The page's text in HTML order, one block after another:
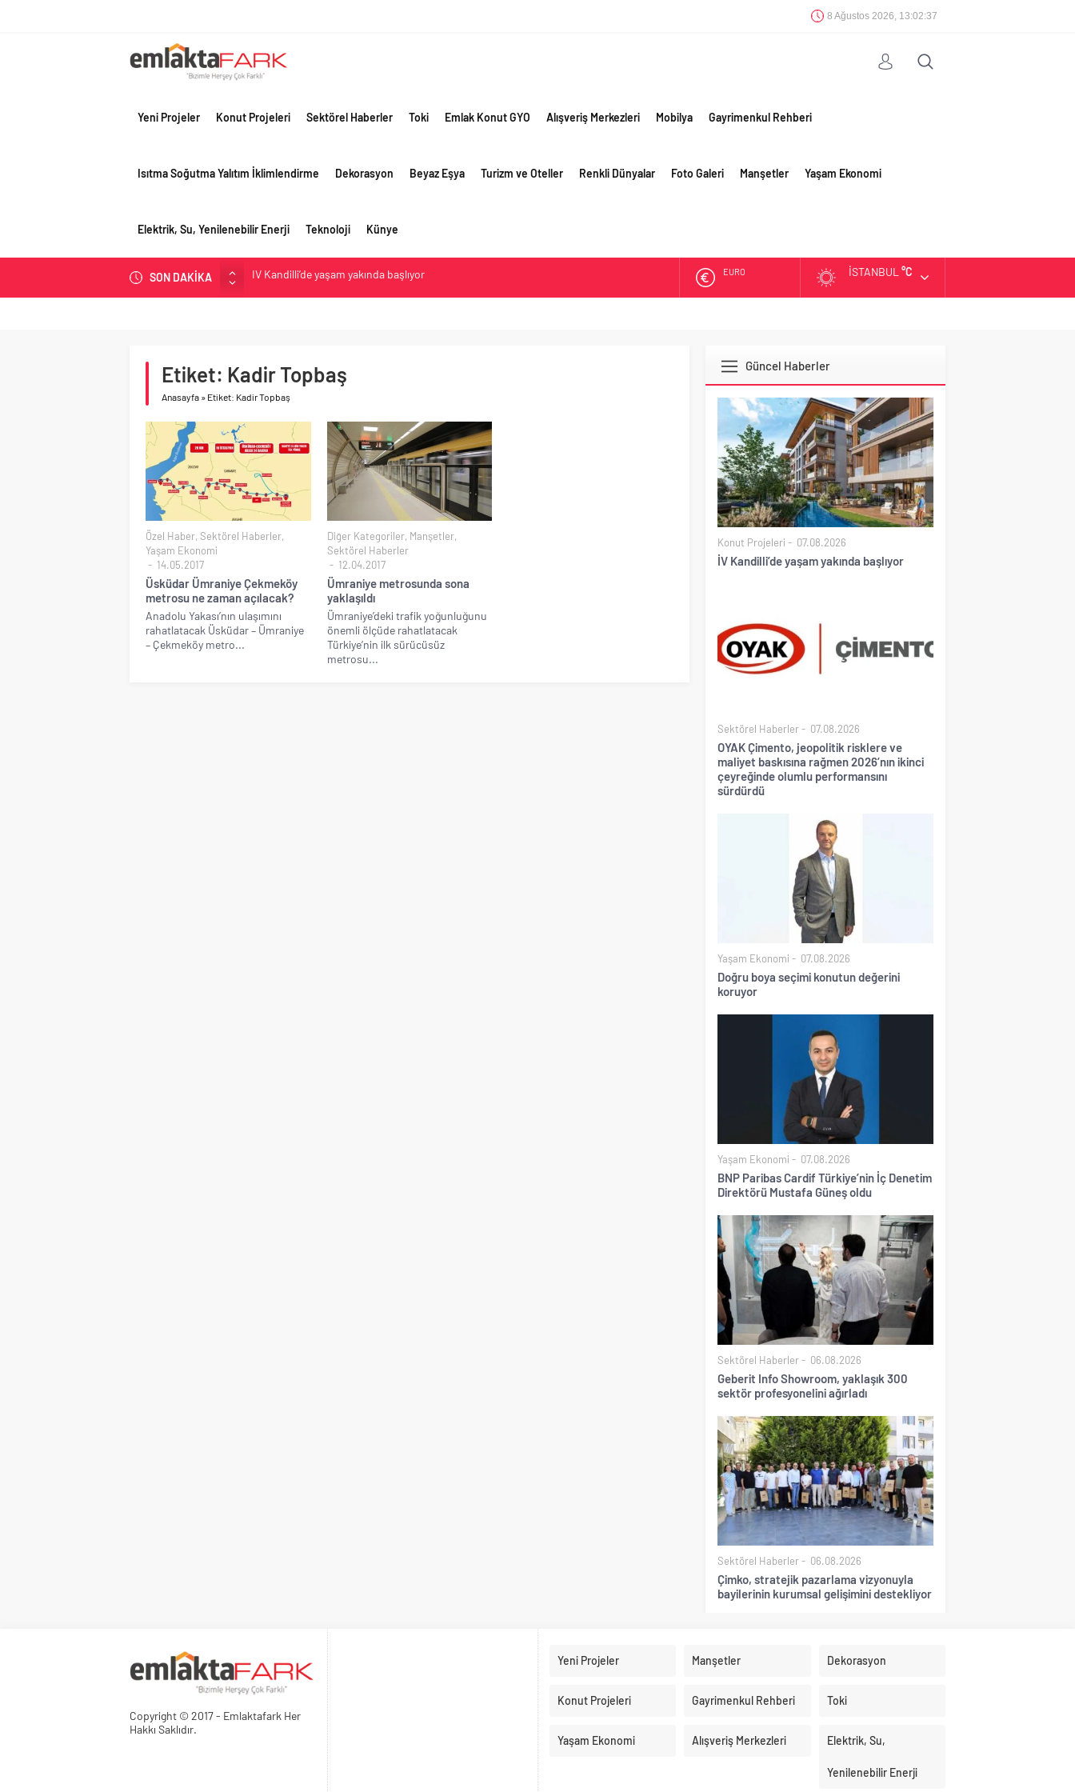
8 Ağustos 2026, 13:02:38
Yeni Projeler Konut Projeleri Sektörel Haberler Toki Emlak Konut GYO Alışveriş Merkezleri Mobilya Gayrimenkul Rehberi
Isıtma Soğutma Yalıtım İklimlendirme Dekorasyon Beyaz Eşya Turizm ve Oteller Renkli Dünyalar Foto Galeri Manşetler Yaşam Ekonomi
Elektrik, Su, Yenilenebilir Enerji Teknoloji Künye
SON DAKİKA
OYAK Çimento, jeopolitik risklere ve maliyet baskısına rağmen 2026’nın ikinci
Birleşik Arap Emirlikleri’nin ilk yüksek hızlı demiryolu projesine Kalyon İnşaat imzası
EURO İSTANBUL °C
Etiket: Kadir Topbaş
Anasayfa » Etiket: Kadir Topbaş
Özel Haber, Sektörel Haberler,
Yaşam Ekonomi
14.05.2017
Üsküdar Ümraniye Çekmeköy
metrosu ne zaman açılacak?
Anadolu Yakası’nın ulaşımını
rahatlatacak Üsküdar – Ümraniye
– Çekmeköy metro...
Diğer Kategoriler, Manşetler,
Sektörel Haberler
12.04.2017
Ümraniye metrosunda sona
yaklaşıldı
Ümraniye’deki trafik yoğunluğunu
önemli ölçüde rahatlatacak
Türkiye’nin ilk sürücüsüz
metrosu...
Güncel Haberler
Konut Projeleri 07.08.2026
İV Kandilli’de yaşam yakında başlıyor
Sektörel Haberler 07.08.2026
OYAK Çimento, jeopolitik risklere ve
maliyet baskısına rağmen 2026’nın ikinci
çeyreğinde olumlu performansını
sürdürdü
Yaşam Ekonomi 07.08.2026
Doğru boya seçimi konutun değerini
koruyor
Yaşam Ekonomi 07.08.2026
BNP Paribas Cardif Türkiye’nin İç Denetim
Direktörü Mustafa Güneş oldu
Sektörel Haberler 06.08.2026
Geberit Info Showroom, yaklaşık 300
sektör profesyonelini ağırladı
Sektörel Haberler 06.08.2026
Çimko, stratejik pazarlama vizyonuyla
bayilerinin kurumsal gelişimini destekliyor
Copyright © 2017 - Emlaktafark Her
Hakkı Saklıdır.
Yeni Projeler Manşetler Dekorasyon
Konut Projeleri Gayrimenkul Rehberi Toki
Yaşam Ekonomi Alışveriş Merkezleri Elektrik, Su,
Yenilenebilir Enerji